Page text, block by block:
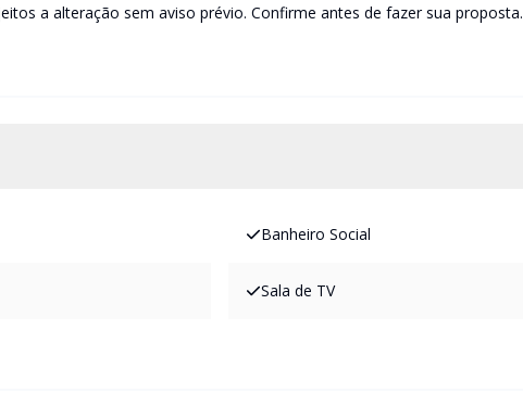
a alteração sem aviso prévio. Confirme antes de fazer sua proposta.
Banheiro Social
Sala de TV